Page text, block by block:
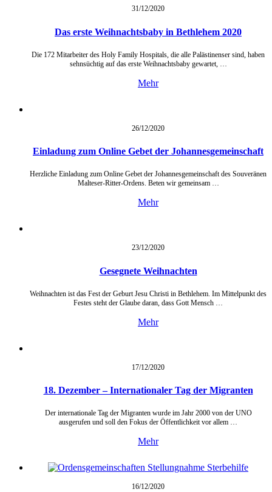
31/12/2020
Das erste Weihnachtsbaby in Bethlehem 2020
Die 172 Mitarbeiter des Holy Family Hospitals, die alle Palästinenser sind, haben
sehnsüchtig auf das erste Weihnachtsbaby gewartet, …
Mehr
26/12/2020
Einladung zum Online Gebet der Johannesgemeinschaft
Herzliche Einladung zum Online Gebet der Johannesgemeinschaft des Souveränen
Malteser-Ritter-Ordens. Beten wir gemeinsam …
Mehr
23/12/2020
Gesegnete Weihnachten
Weihnachten ist das Fest der Geburt Jesu Christi in Bethlehem. Im Mittelpunkt des
Festes steht der Glaube daran, dass Gott Mensch …
Mehr
17/12/2020
18. Dezember – Internationaler Tag der Migranten
Der internationale Tag der Migranten wurde im Jahr 2000 von der UNO
ausgerufen und soll den Fokus der Öffentlichkeit vor allem …
Mehr
16/12/2020